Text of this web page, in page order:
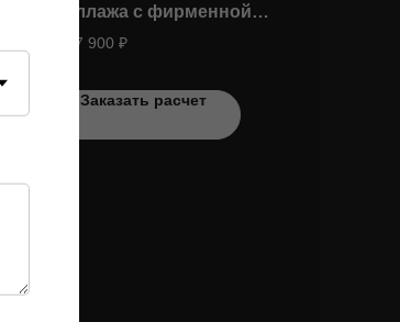
стеллажа с фирменной
выдвижной фурнитурой
от 87 900 ₽
Заказать расчет